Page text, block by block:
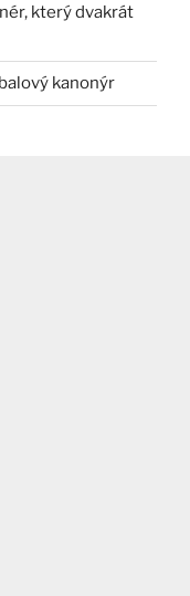
který dvakrát
kanonýr